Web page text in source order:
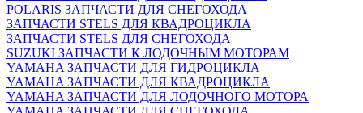
POLARIS ЗАПЧАСТИ ДЛЯ СНЕГОХОДА
ЗАПЧАСТИ STELS ДЛЯ КВАДРОЦИКЛА
ЗАПЧАСТИ STELS ДЛЯ СНЕГОХОДА
SUZUKI ЗАПЧАСТИ К ЛОДОЧНЫМ МОТОРАМ
YAMAHA ЗАПЧАСТИ ДЛЯ ГИДРОЦИКЛА
YAMAHA ЗАПЧАСТИ ДЛЯ КВАДРОЦИКЛА
YAMAHA ЗАПЧАСТИ ДЛЯ ЛОДОЧНОГО МОТОРА